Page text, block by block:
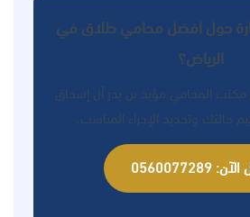
حول افضل محامي طلاق في
الرياض؟
المحامي مؤيد بن بدر آل إسحاق
حالتك وتحديد الإجراء المناسب.
0560077289